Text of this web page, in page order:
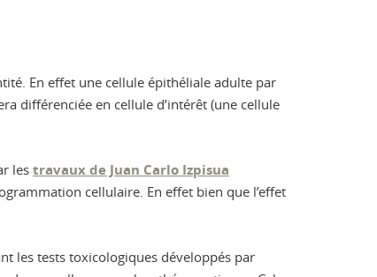
En effet une cellule épithéliale adulte par
différenciée en cellule d’intérêt (une cellule
les travaux de Juan Carlo Izpisua
cellulaire. En effet bien que l’effet
les tests toxicologiques développés par